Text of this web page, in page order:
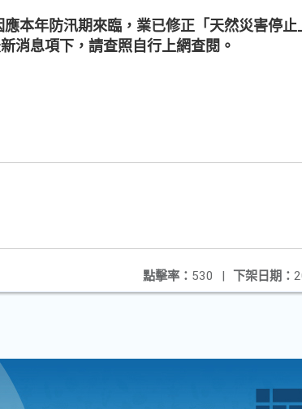
本年防汛期來臨，業已修正「天然災害停
消息項下，請查照自行上網查閱。
下架日期：
點擊率： 530 |